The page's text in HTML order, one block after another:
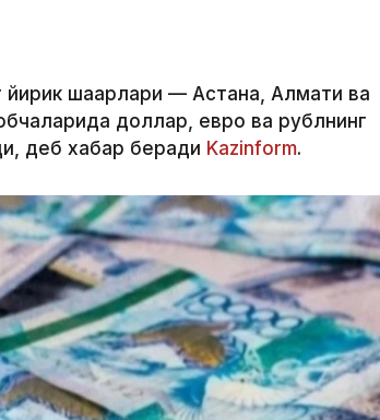
шаҳарлари — Астана, Алмати ва
доллар, евро ва рублнинг
деб хабар беради Kazinform.